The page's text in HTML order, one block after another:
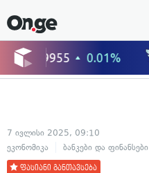
7 ივლისი 2025, 09:10
ეკონომიკა
ბანკები და ფინანსები
ფასიანი განთავსება